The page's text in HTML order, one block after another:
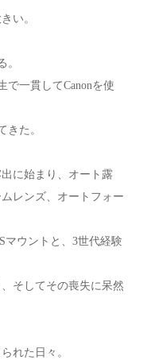
い。
。
で一貫してCanonを使
きた。
に始まり、オート露
レンズ、オートフォー
マウントと、3世代経験
そしてその喪失に呆然
れた日々。